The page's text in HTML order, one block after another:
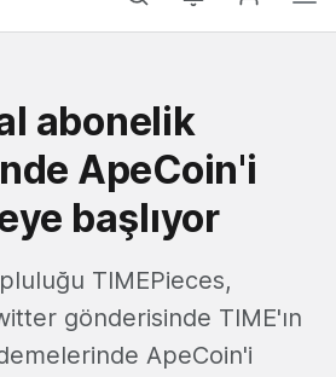
abonelik
ApeCoin'i
başlıyor
TIMEPieces,
gönderisinde TIME'ın
ApeCoin'i